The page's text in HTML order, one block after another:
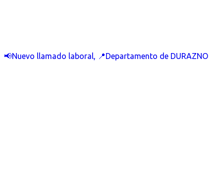
📢Nuevo llamado laboral, 📍Departamento de DURAZNO